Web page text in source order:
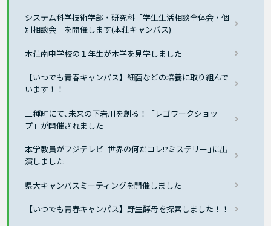
システム科学技術学部・研究科「学生生活相談全体会・個
別相談会」を開催します(本荘キャンパス)
本荘南中学校の１年生が本学を見学しました
【いつでも青春キャンパス】細菌などの培養に取り組んで
います！！
三種町にて､未来の下岩川を創る！「レゴワークショッ
プ」が開催されました
本学教員がフジテレビ｢世界の何だコレ!?ミステリー｣に出
演しました
県大キャンパスミーティングを開催しました
【いつでも青春キャンパス】野生酵母を探索しました！！